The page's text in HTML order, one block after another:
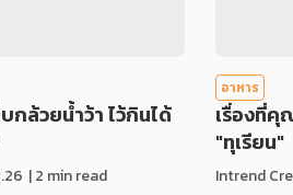
กล้วยน้ำว้า ไว้กินได้
| 2 min read
อาหาร
เรื่องที่คุ
"ทุเรียน"
Intrend